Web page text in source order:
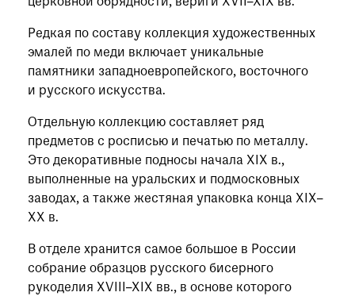
Редкая по составу коллекция художественных
эмалей по меди включает уникальные
памятники западноевропейского, восточного
и русского искусства.
Отдельную коллекцию составляет ряд
предметов с росписью и печатью по металлу.
Это декоративные подносы начала XIX в.,
выполненные на уральских и подмосковных
заводах, а также жестяная упаковка конца XIX–
XX в.
В отделе хранится самое большое в России
собрание образцов русского бисерного
рукоделия XVIII–XIX вв., в основе которого